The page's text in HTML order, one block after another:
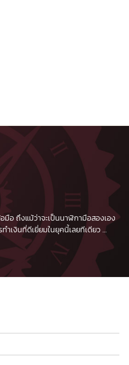
อ ถึงแม้ว่าจะเป็นนาฬิกามือสองเอง
ำเงินที่ดีเยี่ยมในยุคนี้เลยทีเดียว...